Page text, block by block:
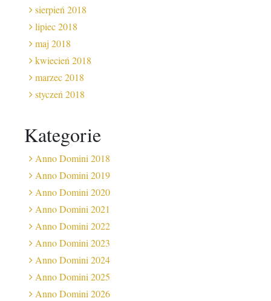
sierpień 2018
lipiec 2018
maj 2018
kwiecień 2018
marzec 2018
styczeń 2018
Kategorie
Anno Domini 2018
Anno Domini 2019
Anno Domini 2020
Anno Domini 2021
Anno Domini 2022
Anno Domini 2023
Anno Domini 2024
Anno Domini 2025
Anno Domini 2026